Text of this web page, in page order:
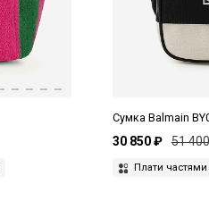
Сумка Balmain
30 850 ₽ 51
Плати частями